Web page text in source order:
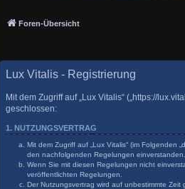
Foren-Übersicht
Lux Vitalis - Registrierung
Mit dem Zugriff auf „Lux Vitalis“ („https://
geschlossen:
1. NUTZUNGSVERTRAG
Mit dem Zugriff auf „Lux Vitalis“ (im Folgenden
den nachfolgenden Regelungen einverstanden.
Wenn Sie mit diesen Regelungen nicht
veröffentlichten Regelungen.
Der Nutzungsvertrag wird auf unbestimmte